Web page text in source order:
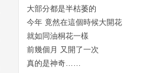
大部分都是半枯萎的
今年 竟然在這個時候大開花
就如同油桐花一樣
前幾個月 又開了一次
真的是神奇……